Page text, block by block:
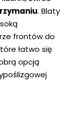
. Blaty
frontów do
łatwo⁤ się
opcją